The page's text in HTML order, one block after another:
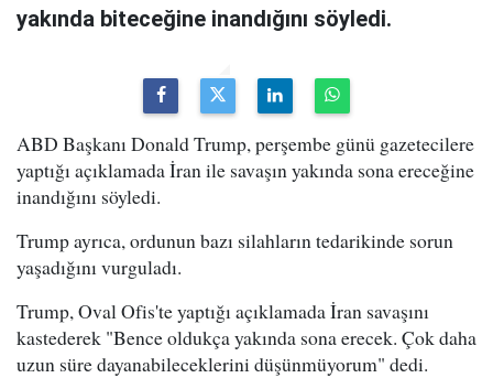
yakında biteceğine inandığını söyledi.
ABD Başkanı Donald Trump, perşembe günü gazetecilere
yaptığı açıklamada İran ile savaşın yakında sona ereceğine
inandığını söyledi.
Trump ayrıca, ordunun bazı silahların tedarikinde sorun
yaşadığını vurguladı.
Trump, Oval Ofis'te yaptığı açıklamada İran savaşını
kastederek "Bence oldukça yakında sona erecek. Çok daha
uzun süre dayanabileceklerini düşünmüyorum" dedi.